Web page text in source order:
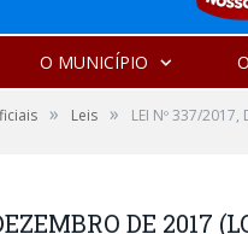
O MUNICÍPIO
» Leis » LEI Nº 337/
DE 2017